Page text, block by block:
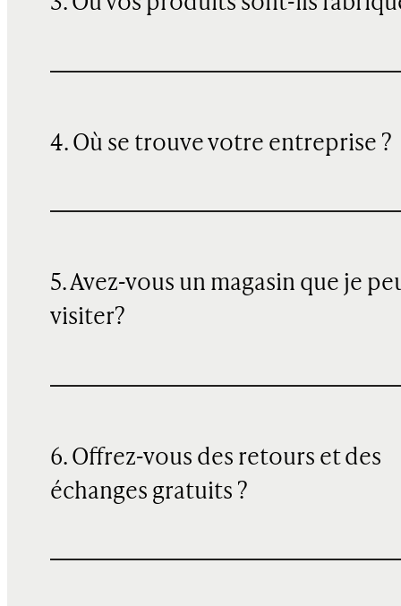
4. Où se trouve votre entreprise ?
5. Avez-vous un magasin que je
visiter?
6. Offrez-vous des retours et des
échanges gratuits ?